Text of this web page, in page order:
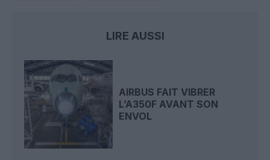
LIRE AUSSI
AIRBUS FAIT VIBRER
L’A350F AVANT SON
ENVOL